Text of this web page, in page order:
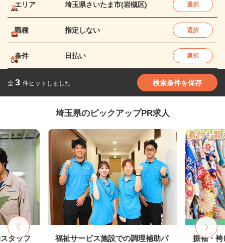
エリア 埼玉県さいたま市(岩槻区) 選択
職種 指定しない 選択
条件 日払い 選択
全 3 件ヒットしました 検索条件を保存
埼玉県のピックアップPR求人
タッフ
福祉サービス施設での調理補助パ
振袖・袴